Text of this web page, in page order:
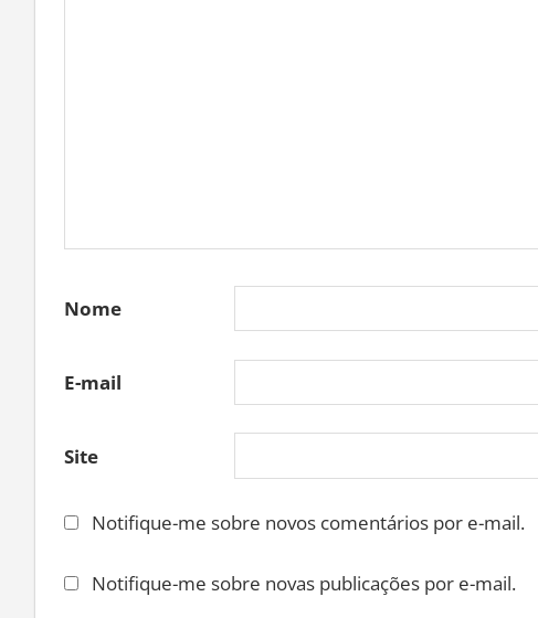
Nome
E-mail
Site
Notifique-me sobre novos comentários por e-mail.
Notifique-me sobre novas publicações por e-mail.